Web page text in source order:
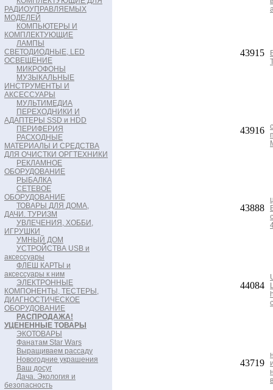
РАДИОУПРАВЛЯЕМЫХ
МОДЕЛЕЙ
КОМПЬЮТЕРЫ И
КОМПЛЕКТУЮЩИЕ
ЛАМПЫ
СВЕТОДИОДНЫЕ, LED
ОСВЕЩЕНИЕ
МИКРОФОНЫ
МУЗЫКАЛЬНЫЕ
ИНСТРУМЕНТЫ И
АКСЕССУАРЫ
МУЛЬТИМЕДИА
ПЕРЕХОДНИКИ И
АДАПТЕРЫ SSD и HDD
ПЕРИФЕРИЯ
РАСХОДНЫЕ
МАТЕРИАЛЫ И СРЕДСТВА
ДЛЯ ОЧИСТКИ ОРГТЕХНИКИ
РЕКЛАМНОЕ
ОБОРУДОВАНИЕ
РЫБАЛКА
СЕТЕВОЕ
ОБОРУДОВАНИЕ
ТОВАРЫ ДЛЯ ДОМА,
ДАЧИ. ТУРИЗМ
УВЛЕЧЕНИЯ, ХОББИ,
ИГРУШКИ
УМНЫЙ ДОМ
УСТРОЙСТВА USB и
аксессуары
ФЛЕШ КАРТЫ и
аксессуары к ним
ЭЛЕКТРОННЫЕ
КОМПОНЕНТЫ, ТЕСТЕРЫ,
ДИАГНОСТИЧЕСКОЕ
ОБОРУДОВАНИЕ
РАСПРОДАЖА!
УЦЕНЕННЫЕ ТОВАРЫ
ЭКОТОВАРЫ
Фанатам Star Wars
Выращиваем рассаду
Новогодние украшения
Ваш досуг
Дача. Экология и
безопасность
43915
43916
43888
44084
43719